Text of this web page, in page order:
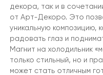
декора, так и в
от Арт-Декоро. Это
уникальную композицию,
радовать глаз и
Магнит на холодильник
только стильный, но и
может стать отличным